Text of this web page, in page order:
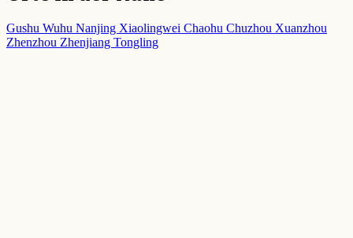
Gushu Wuhu Nanjing Xiaolingwei Chaohu Chuzhou Xuanzhou
Zhenzhou Zhenjiang Tongling